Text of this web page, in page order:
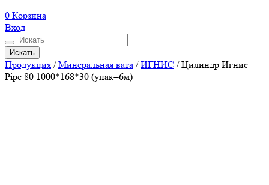
0 Корзина
Вход
Искать
Продукция /Минеральная вата /ИГНИС /Цилиндр Игнис
Pipe 80 1000*168*30 (упак=6м)